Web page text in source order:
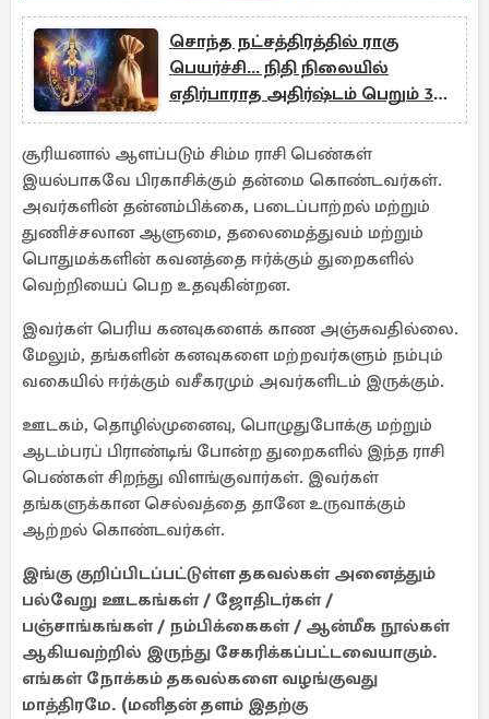
சொந்த நட்சத்திரத்தில் ராகு
பெயர்ச்சி... நிதி நிலையில்
எதிர்பாராத அதிர்ஷ்டம் பெறும் 3
ராசிகள்!
சூரியனால் ஆளப்படும் சிம்ம ராசி பெண்கள்
இயல்பாகவே பிரகாசிக்கும் தன்மை கொண்டவர்கள்.
அவர்களின் தன்னம்பிக்கை, படைப்பாற்றல் மற்றும்
துணிச்சலான ஆளுமை, தலைமைத்துவம் மற்றும்
பொதுமக்களின் கவனத்தை ஈர்க்கும் துறைகளில்
வெற்றியைப் பெற உதவுகின்றன.
இவர்கள் பெரிய கனவுகளைக் காண அஞ்சுவதில்லை.
மேலும், தங்களின் கனவுகளை மற்றவர்களும் நம்பும்
வகையில் ஈர்க்கும் வசீகரமும் அவர்களிடம் இருக்கும்.
ஊடகம், தொழில்முனைவு, பொழுதுபோக்கு மற்றும்
ஆடம்பரப் பிராண்டிங் போன்ற துறைகளில் இந்த ராசி
பெண்கள் சிறந்து விளங்குவார்கள். இவர்கள்
தங்களுக்கான செல்வத்தை தானே உருவாக்கும்
ஆற்றல் கொண்டவர்கள்.
இங்கு குறிப்பிடப்பட்டுள்ள தகவல்கள் அனைத்தும்
பல்வேறு ஊடகங்கள் / ஜோதிடர்கள் /
பஞ்சாங்கங்கள் / நம்பிக்கைகள் / ஆன்மீக நூல்கள்
ஆகியவற்றில் இருந்து சேகரிக்கப்பட்டவையாகும்.
எங்கள் நோக்கம் தகவல்களை வழங்குவது
மாத்திரமே. (மனிதன் தளம் இதற்கு